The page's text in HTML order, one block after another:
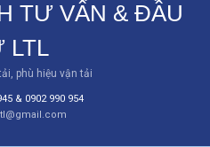
TƯ VẤN & ĐẦU
LTL
phù hiệu vận tải
& 0902 990 954